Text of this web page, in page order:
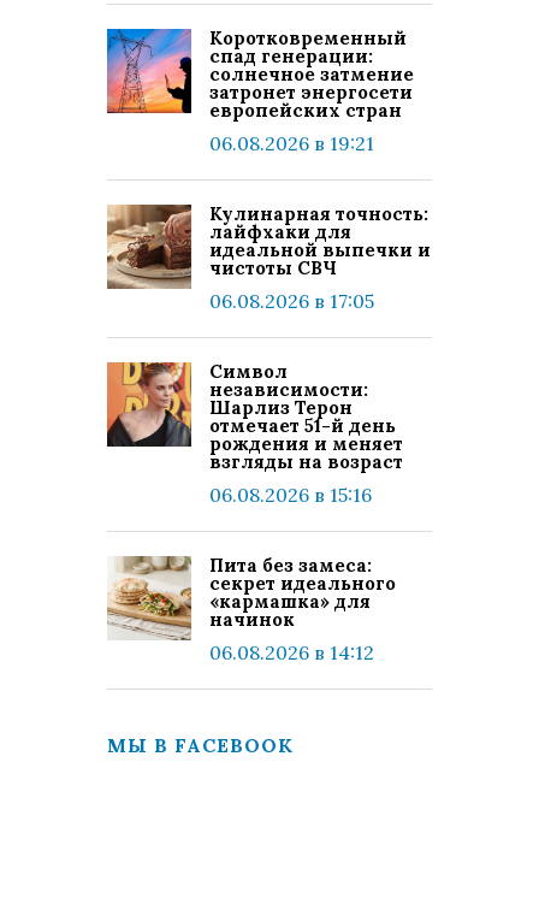
Коротковременный
спад генерации:
солнечное затмение
затронет энергосети
европейских стран
06.08.2026 в 19:21
Кулинарная точность:
лайфхаки для
идеальной выпечки и
чистоты СВЧ
06.08.2026 в 17:05
Символ
независимости:
Шарлиз Терон
отмечает 51-й день
рождения и меняет
взгляды на возраст
06.08.2026 в 15:16
Пита без замеса:
секрет идеального
«кармашка» для
начинок
06.08.2026 в 14:12
МЫ В FACEBOOK